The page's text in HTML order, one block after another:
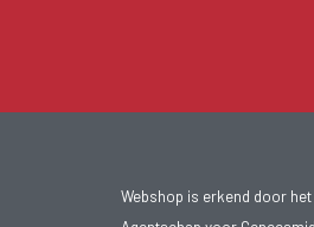
Webshop is erkend door het